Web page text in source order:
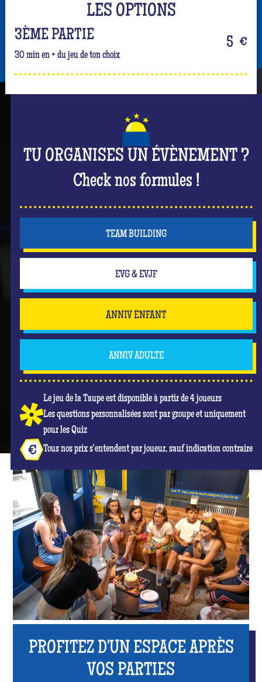
LES OPTIONS
3ÈME PARTIE
30 min en + du jeu de ton choix
5 €
TU ORGANISES UN ÉVÈNEMENT ?
Check nos formules !
TEAM BUILDING
EVG & EVJF
ANNIV ENFANT
ANNIV ADULTE
Le jeu de la Taupe est disponible à partir de 4 joueurs
Les questions personnalisées sont par groupe et uniquement
pour les Quiz
Tous nos prix s'entendent par joueur, sauf indication contraire
PROFITEZ D'UN ESPACE APRÈS
VOS PARTIES